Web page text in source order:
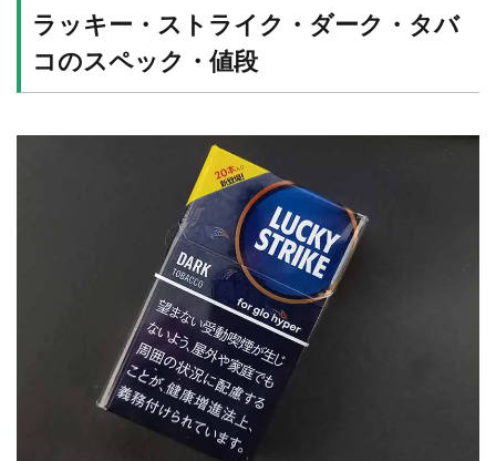
ラッキー・ストライク・ダーク・タバ
コのスペック・値段